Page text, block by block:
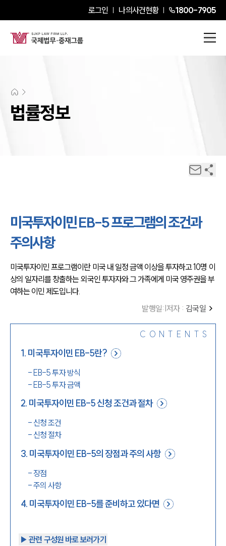
로그인 나의사건현황 1800-7905
법률정보
미국투자이민 EB-5 프로그램의 조건과
주의사항
미국투자이민 프로그램이란 미국 내 일정 금액 이상을 투자하고 10명 이
상의 일자리를 창출하는 외국인 투자자와 그 가족에게 미국 영주권을 부
여하는 이민 제도입니다.
발행일: |저자 : 김국일
CONTENTS
1. 미국투자이민 EB-5란?
-EB-5 투자 방식
-EB-5 투자 금액
2. 미국투자이민 EB-5 신청 조건과 절차
-신청 조건
-신청 절차
3. 미국투자이민 EB-5의 장점과 주의 사항
-장점
-주의 사항
4. 미국투자이민 EB-5를 준비하고 있다면
▶︎ 관련 구성원 바로 보러가기